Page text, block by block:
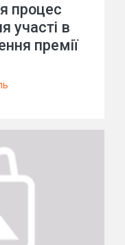
процес
участі в
премії